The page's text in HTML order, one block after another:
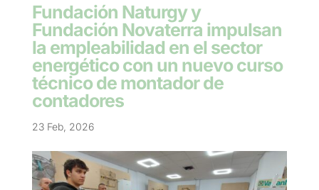
Fundación Naturgy y
Fundación Novaterra impulsan
la empleabilidad en el sector
energético con un nuevo curso
técnico de montador de
contadores
23 Feb, 2026